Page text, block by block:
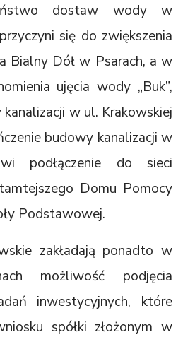
dostaw wody w
się do zwiększenia
Bialny Dół w Psarach, a w
ujęcia wody „Buk”,
w ul. Krakowskiej
budowy kanalizacji w
podłączenie do sieci
Domu Pomocy
Podstawowej.
zakładają ponadto w
możliwość podjęcia
inwestycyjnych, które
spółki złożonym w